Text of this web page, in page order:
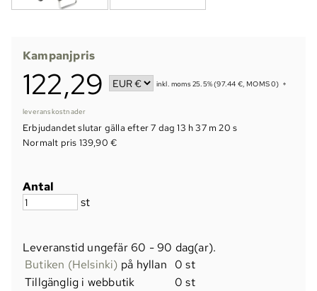
Kampanjpris
122,29 inkl. moms 25.5% (97.44 €, MOMS 0) +
leveranskostnader
Erbjudandet slutar gälla efter7 dag 13 h 37 m 19 s
Normalt pris 139,90 €
Antal
st
Leveranstid ungefär 60 - 90 dag(ar).
Butiken (Helsinki) på hyllan
0 st
Tillgänglig i webbutik
0 st